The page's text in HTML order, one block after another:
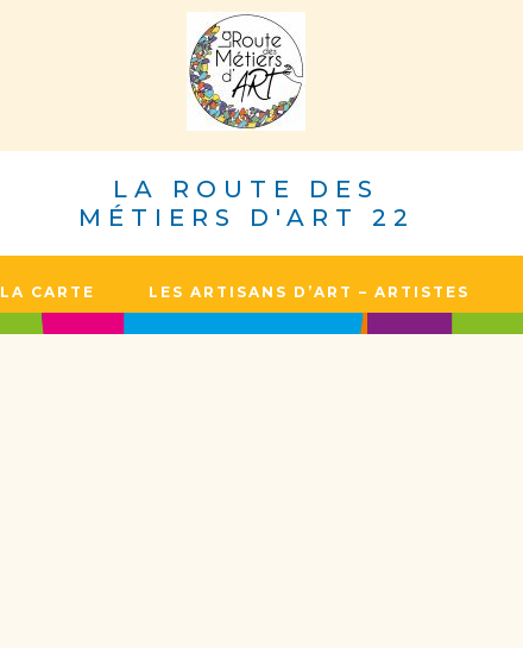
LA ROUTE DES
MÉTIERS D'ART 22
LA CARTE LES ARTISANS D’ART – ARTISTES